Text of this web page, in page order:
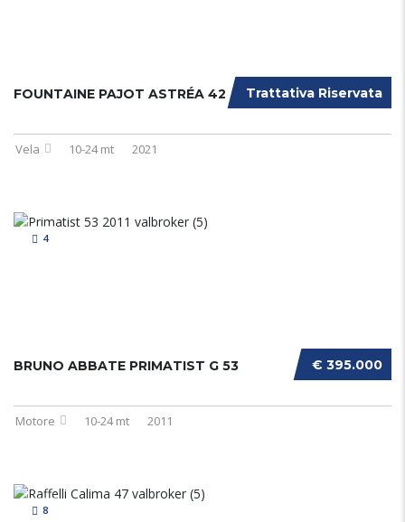
Trattativa Riservata
FOUNTAINE PAJOT ASTRÉA 42
Vela 10-24 mt 2021
4
€ 395.000
BRUNO ABBATE PRIMATIST G 53
Motore 10-24 mt 2011
8